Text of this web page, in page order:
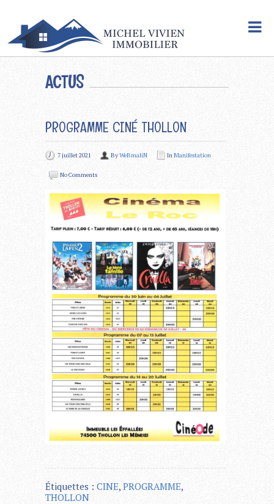
ACTUS
PROGRAMME CINÉ THOLLON
7 juillet 2021 ByWeBmaliN InManifestation
No Comments
Étiquettes : CINE, PROGRAMME,
THOLLON